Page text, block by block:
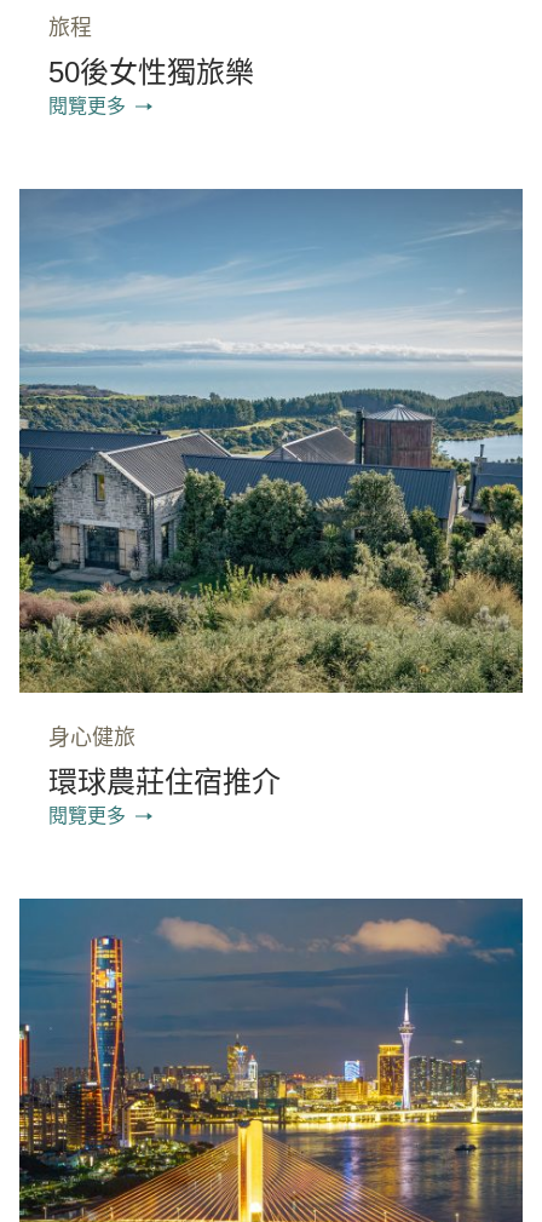
旅程
50後女性獨旅樂
閱覽更多
身心健旅
環球農莊住宿推介
閱覽更多